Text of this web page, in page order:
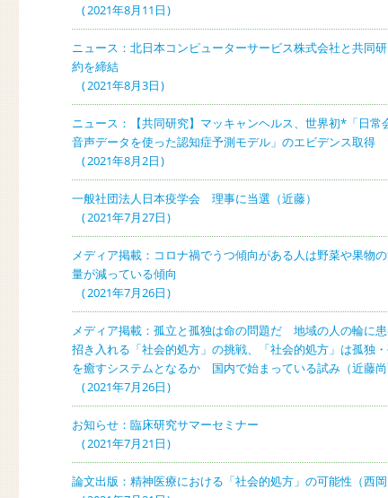
2021年8月11日
ニュース：北日本コンピューターサービス株式会社と共同
約を締結
2021年8月3日
ニュース：【共同研究】マッキャンヘルス、世界初*「日常
音声データを使った認知症予測モデル」のエビデンス取得
2021年8月2日
一般社団法人日本疫学会 理事に当選（近藤）
2021年7月27日
メディア掲載：コロナ禍でうつ傾向がある人は野菜や果物
量が減っている傾向
2021年7月26日
メディア掲載：孤立と孤独は命の問題だ 地域の人の輪に
招き入れる「社会的処方」の挑戦、「社会的処方」は孤独
を癒すシステムとなるか 国内で始まっている試み（近藤尚
2021年7月26日
お知らせ：臨床研究サマーセミナー
2021年7月21日
論文出版：精神医療における「社会的処方」の可能性（西岡